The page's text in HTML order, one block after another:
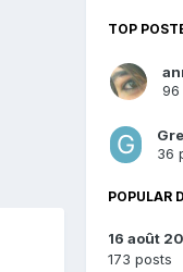
TOP
96
36
POPULAR
16 août
173 posts